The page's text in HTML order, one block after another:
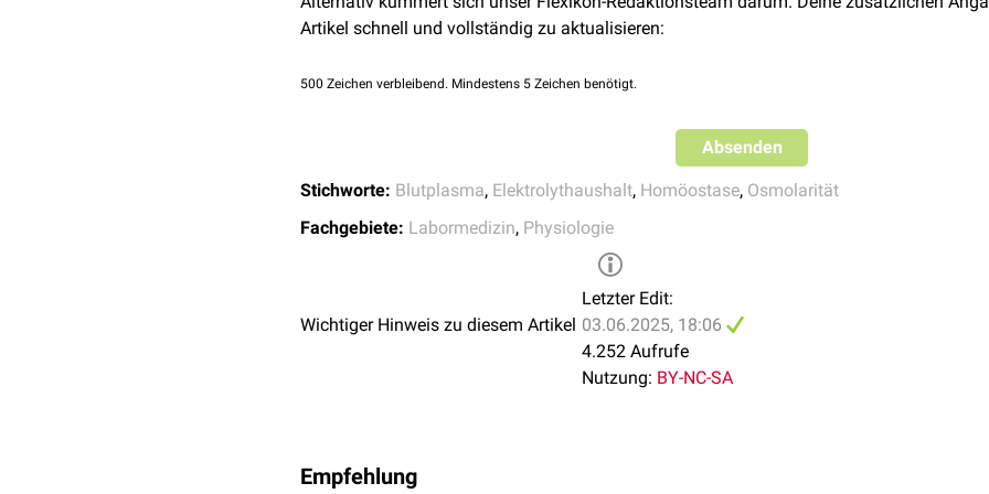
vernachlässigbar ist. Die Konzentration der gelösten Stoffe ist im Plasma und im Serum
Artikel schnell und vollständig zu aktualisieren:
500 Zeichen verbleibend. Mindestens 5 Zeichen benötigt.
Absenden
Stichworte: Blutplasma, Elektrolythaushalt, Homöostase, Osmolarität
Fachgebiete: Labormedizin, Physiologie
Wichtiger Hinweis zu diesem Artikel
Letzter Edit:
03.06.2025, 18:06
4.252 Aufrufe
Nutzung: BY-NC-SA
Empfehlung